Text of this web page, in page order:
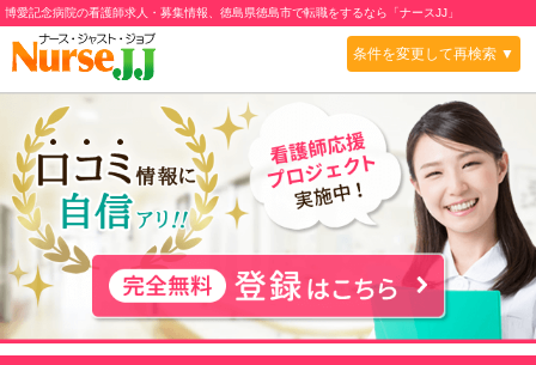
博愛記念病院の看護師求人・募集情報、徳島県徳島市で転職をするなら「ナースJJ」
条件を変更して再検索 ▼